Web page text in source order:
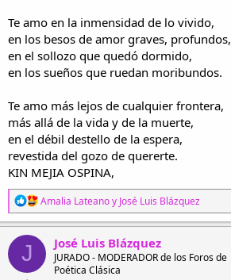
Te amo en la inmensidad de lo vivido,
en los besos de amor graves, profundos,
en el sollozo que quedó dormido,
en los sueños que ruedan moribundos.
Te amo más lejos de cualquier frontera,
más allá de la vida y de la muerte,
en el débil destello de la espera,
revestida del gozo de quererte.
KIN MEJIA OSPINA,
R
e
a
c
c
i
Amalia Lateanoy José Luis Blázquez
J José Luis Blázquez
JURADO - MODERADOR de los Foros de
Poética Clásica